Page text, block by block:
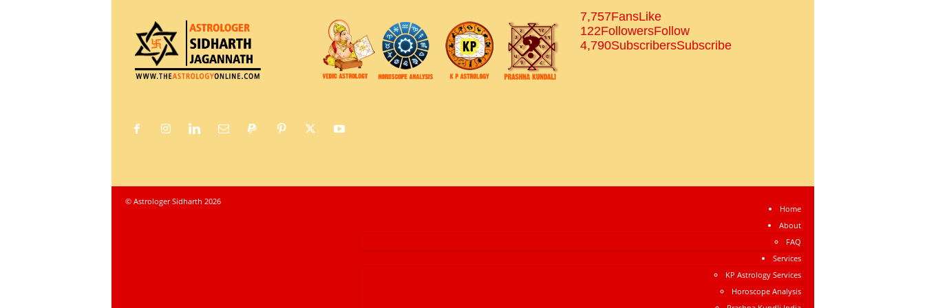
7,757FansLike
122FollowersFollow
4,790SubscribersSubscribe
Home
About
FAQ
Services
KP Astrology Services
Horoscope Analysis
© Astrologer Sidharth 2026